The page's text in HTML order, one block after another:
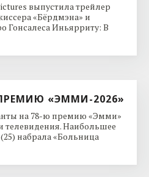
выпустила трейлер
«Бёрдмэна» и
Гонсалеса Иньярриту: В
«ЭММИ-2026»
на 78-ю премию «Эмми»
телевидения. Наибольшее
набрала «Больница